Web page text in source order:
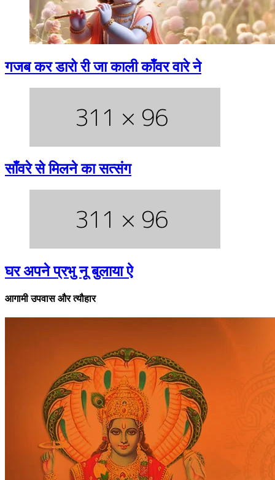
गजब कर डारो री जा काली काँवर वारे ने
साँवरे से मिलने का सत्संग
घर अपने प्रभु नू बुलाया ऐ
आगामी उपवास और त्यौहार